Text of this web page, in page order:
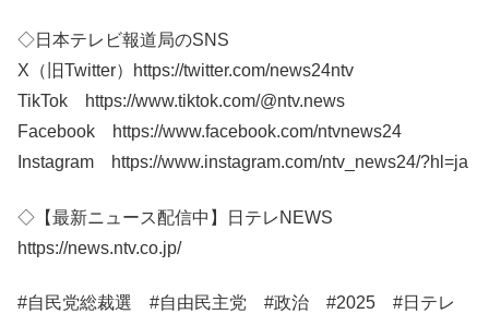
◇日本テレビ報道局のSNS
X（旧Twitter）https://twitter.com/news24ntv
TikTok https://www.tiktok.com/@ntv.news
Facebook https://www.facebook.com/ntvnews24
Instagram https://www.instagram.com/ntv_news24/?hl=ja
◇【最新ニュース配信中】日テレNEWS
https://news.ntv.co.jp/
#自民党総裁選 #自由民主党 #政治 #2025 #日テレ​​